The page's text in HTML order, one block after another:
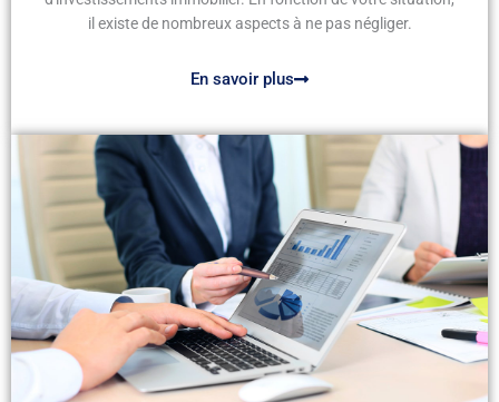
il existe de nombreux aspects à ne pas négliger.
En savoir plus